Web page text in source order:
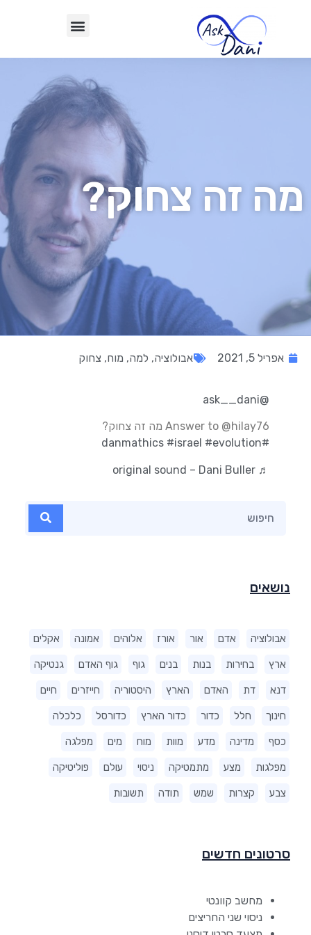
מה זה צחוק?
נושאים
אבולוציה אדם אור אורז אלוהים אמונה אקלים
ארץ בחירות בנות בנים גוף גוף האדם גנטיקה
דנא דת האדם הארץ היסטוריה חייזרים חיים
חינוך חלל כדור כדור הארץ כדורסל כלכלה
כסף מדינה מדע מוות מוח מים מפלגה
מפלגות מצע מתמטיקה ניסוי עולם פוליטיקה
צבע קצרות שמש תודה תשובות
סרטונים חדשים
מחשב קוונטי
ניסוי שני החריצים
אפריל 5, 2021 אבולוציה, למה, מוח, צחוק
@ask__dani
Answer to @hilay76 מה זה צחוק?
#danmathics
#israel #evolution
♬ original sound – Dani Buller